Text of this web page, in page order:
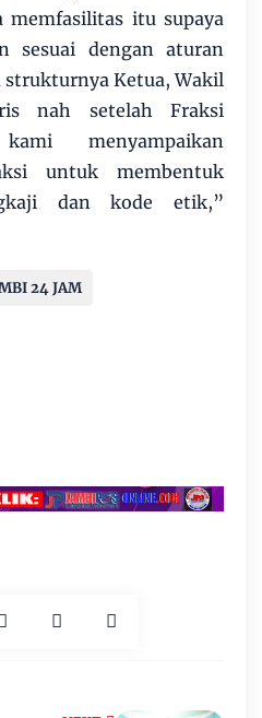
itu supaya
sesuai dengan aturan
Ketua, Wakil
nah setelah Fraksi
menyampaikan
untuk membentuk
dan kode etik,”
24 JAM